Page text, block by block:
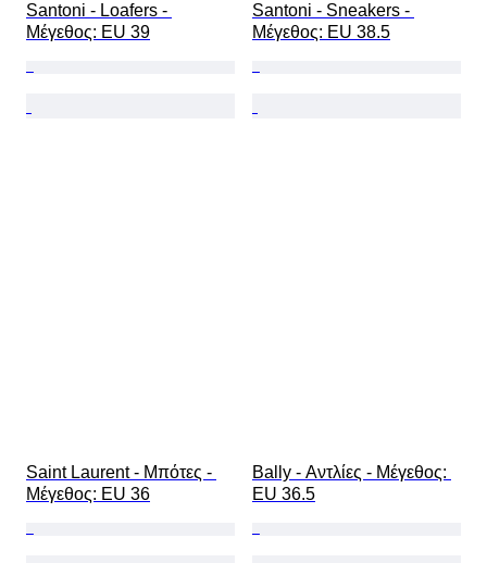
Santoni - Loafers -
Mέγεθος: EU 39
Santoni - Sneakers -
Mέγεθος: EU 38.5
Saint Laurent - Μπότες -
Mέγεθος: EU 36
Bally - Αντλίες - Mέγεθος:
EU 36.5